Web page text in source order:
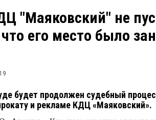
"Маяковский" не
его место было
будет продолжен судебный
и рекламе КДЦ «Маяковский».